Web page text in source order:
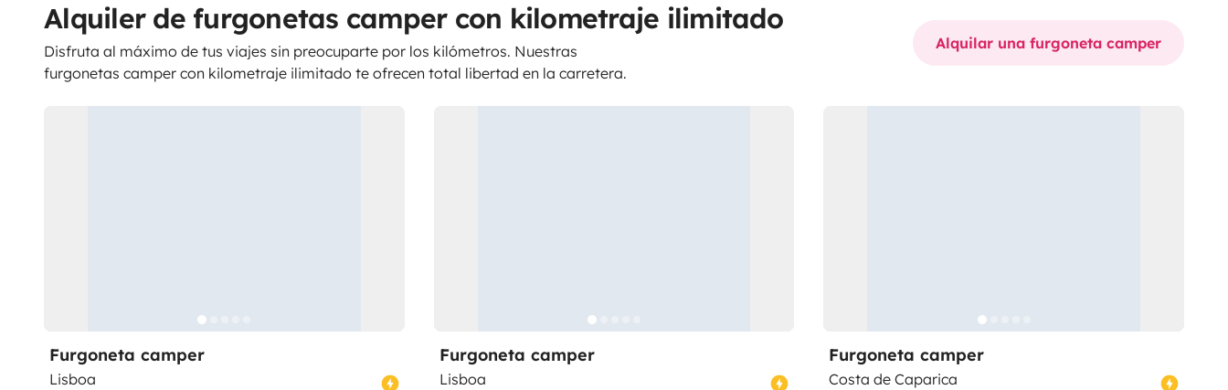
Alquiler de furgonetas camper con kilometraje ilimitado
Disfruta al máximo de tus viajes sin preocuparte por los kilómetros. Nuestras
furgonetas camper con kilometraje ilimitado te ofrecen total libertad en la carretera.
Alquilar una furgoneta camper
Furgoneta camper
Lisboa
Furgoneta camper
Lisboa
Furgoneta camper
Costa de Caparica